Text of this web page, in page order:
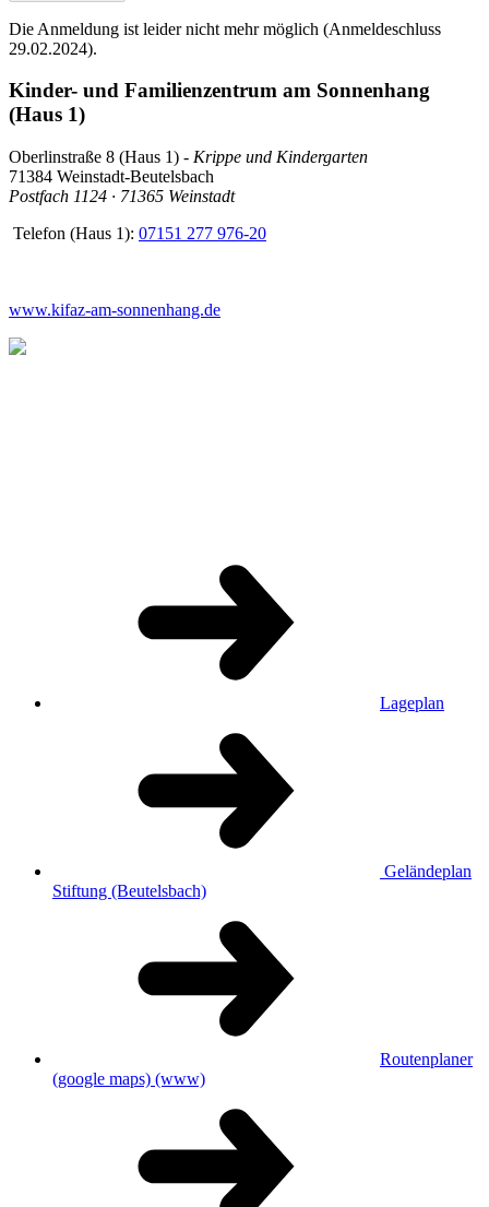
Die Anmeldung ist leider nicht mehr möglich (Anmeldeschluss
29.02.2024).
Kinder- und Familienzentrum am Sonnenhang
(Haus 1)
Oberlinstraße 8 (Haus 1) - Krippe und Kindergarten
71384 Weinstadt-Beutelsbach
Postfach 1124 · 71365 Weinstadt
Telefon (Haus 1): 07151 277 976-20
www.kifaz-am-sonnenhang.de
Lageplan
Geländeplan
Stiftung (Beutelsbach)
Routenplaner
(google maps) (www)